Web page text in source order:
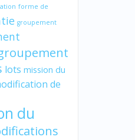
forme de
groupement
lots mission du
de
du